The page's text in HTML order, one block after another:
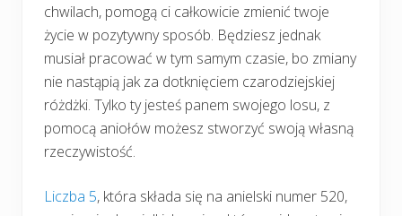
chwilach, pomogą ci całkowicie zmienić twoje
życie w pozytywny sposób. Będziesz jednak
musiał pracować w tym samym czasie, bo zmiany
nie nastąpią jak za dotknięciem czarodziejskiej
różdżki. Tylko ty jesteś panem swojego losu, z
pomocą aniołów możesz stworzyć swoją własną
rzeczywistość.
Liczba 5, która składa się na anielski numer 520,